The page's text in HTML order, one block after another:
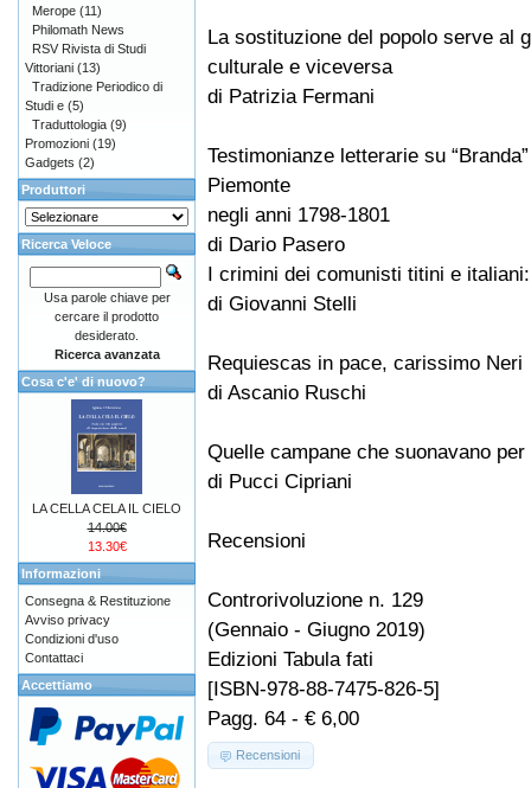
La sostituzione del popolo serve al
culturale e viceversa
di Patrizia Fermani
Testimonianze letterarie su
Piemonte
negli anni 1798-1801
di Dario Pasero
I crimini dei comunisti titini e
di Giovanni Stelli
Requiescas in pace, carissimo Neri
di Ascanio Ruschi
Quelle campane che suonavano
di Pucci Cipriani
Recensioni
Controrivoluzione n. 129
(Gennaio - Giugno 2019)
Edizioni Tabula fati
[ISBN-978-88-7475-826-5]
Pagg. 64 - € 6,00
Recensioni
Merope (11)
Philomath News
RSV Rivista di Studi
Vittoriani (13)
Tradizione Periodico di
Studi e (5)
Traduttologia (9)
Promozioni (19)
Gadgets (2)
Produttori
Ricerca Veloce
Usa parole chiave per
cercare il prodotto
desiderato.
Ricerca avanzata
Cosa c'e' di nuovo?
LA CELLA CELA IL CIELO
14.00€
13.30€
Informazioni
Consegna & Restituzione
Avviso privacy
Condizioni d'uso
Contattaci
Accettiamo